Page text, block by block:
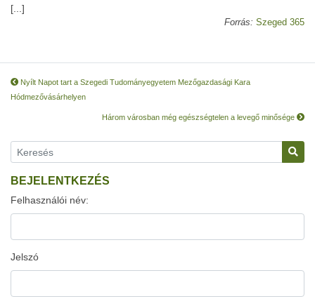
[...]
Forrás: Szeged 365
Nyílt Napot tart a Szegedi Tudományegyetem Mezőgazdasági Kara
Hódmezővásárhelyen
Három városban még egészségtelen a levegő minősége
BEJELENTKEZÉS
Felhasználói név:
Jelszó